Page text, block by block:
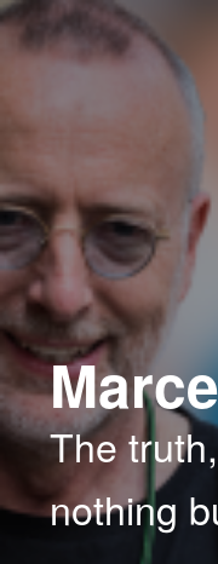
Spring
Spring
The
nothing